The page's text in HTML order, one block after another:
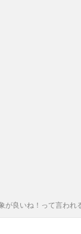
が良いね！って言われ